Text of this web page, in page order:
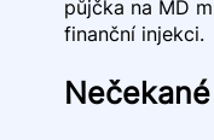
půjčka na MD
finanční injekci.